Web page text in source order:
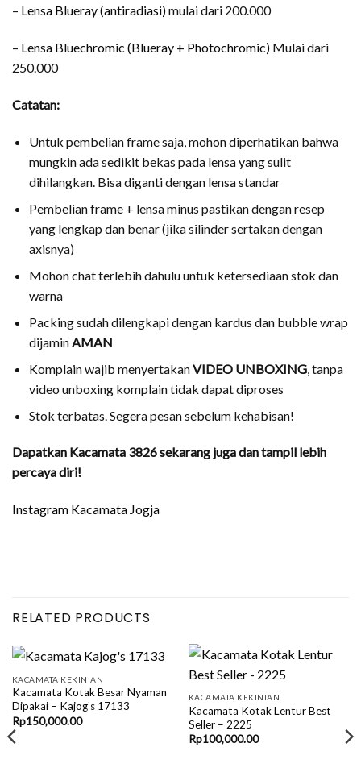
– Lensa Blueray (antiradiasi)mulai dari 200.000
– Lensa Bluechromic (Blueray + Photochromic) Mulai dari
250.000
Catatan:
Untuk pembelian frame saja, mohon diperhatikan bahwa
mungkin ada sedikit bekas pada lensa yang sulit
dihilangkan. Bisa diganti dengan lensa standar
Pembelian frame + lensa minus pastikan dengan resep
yang lengkap dan benar (jika silinder sertakan dengan
axisnya)
Mohon chat terlebih dahulu untuk ketersediaan stok dan
warna
Packing sudah dilengkapi dengan kardus dan bubble wrap
dijamin AMAN
Komplain wajib menyertakanVIDEO UNBOXING, tanpa
video unboxing komplain tidak dapat diproses
Stok terbatas. Segera pesan sebelum kehabisan!
Dapatkan Kacamata 3826sekarang juga dan tampil lebih
percaya diri!
Instagram Kacamata Jogja
RELATED PRODUCTS
KACAMATA KEKINIAN
Kacamata Kotak Besar Nyaman
Dipakai – Kajog’s 17133
Rp150,000.00
KACAMATA KEKINIAN
Kacamata Kotak Lentur Best
Seller – 2225
Rp100,000.00